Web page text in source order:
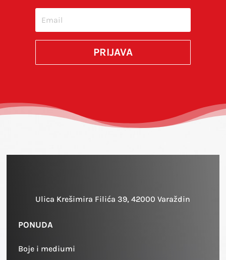
PRIJAVA
Ulica Krešimira Filića 39, 42000 Varaždin
PONUDA
Boje i mediumi